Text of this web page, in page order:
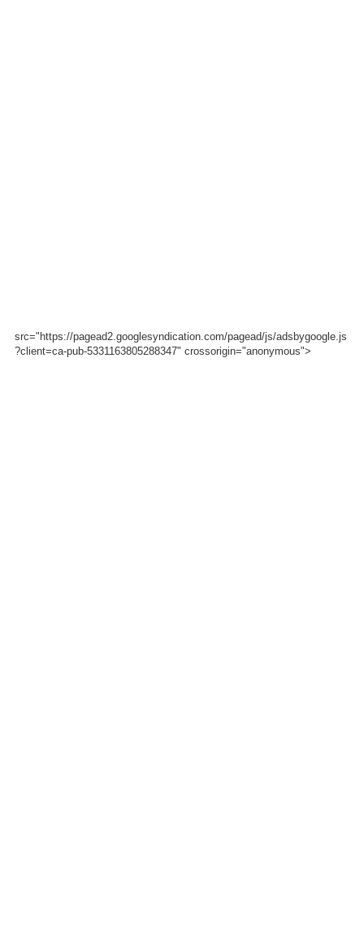
src="https://pagead2.googlesyndication.com/pagead/js/adsbygoogle.js
?client=ca-pub-5331163805288347" crossorigin="anonymous">